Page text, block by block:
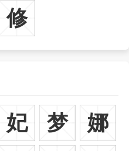
修
妃 梦
娜